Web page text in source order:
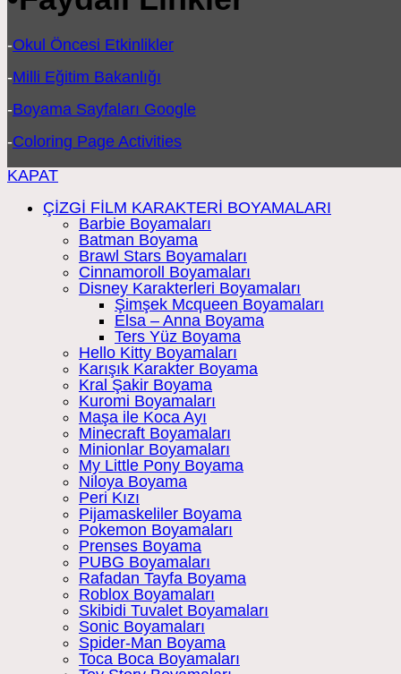
-Okul Öncesi Etkinlikler
-Milli Eğitim Bakanlığı
-Boyama Sayfaları Google
-Coloring Page Activities
KAPAT
ÇİZGİ FİLM KARAKTERİ BOYAMALARI
Barbie Boyamaları
Batman Boyama
Brawl Stars Boyamaları
Cinnamoroll Boyamaları
Disney Karakterleri Boyamaları
Şimşek Mcqueen Boyamaları
Elsa – Anna Boyama
Ters Yüz Boyama
Hello Kitty Boyamaları
Karışık Karakter Boyama
Kral Şakir Boyama
Kuromi Boyamaları
Maşa ile Koca Ayı
Minecraft Boyamaları
Minionlar Boyamaları
My Little Pony Boyama
Niloya Boyama
Peri Kızı
Pijamaskeliler Boyama
Pokemon Boyamaları
Prenses Boyama
PUBG Boyamaları
Rafadan Tayfa Boyama
Roblox Boyamaları
Skibidi Tuvalet Boyamaları
Sonic Boyamaları
Spider-Man Boyama
Toca Boca Boyamaları